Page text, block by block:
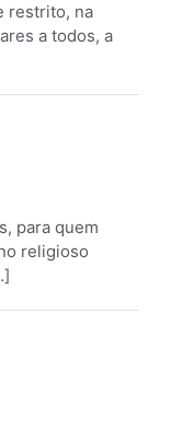
restrito, na
a todos, a
para quem
religioso